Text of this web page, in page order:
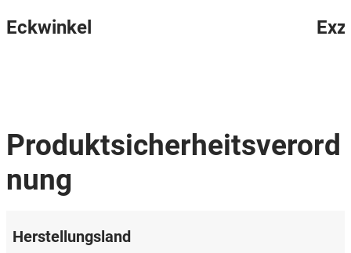
Eckwinkel
Produktsicherheitsverord
nung
Herstellungsland